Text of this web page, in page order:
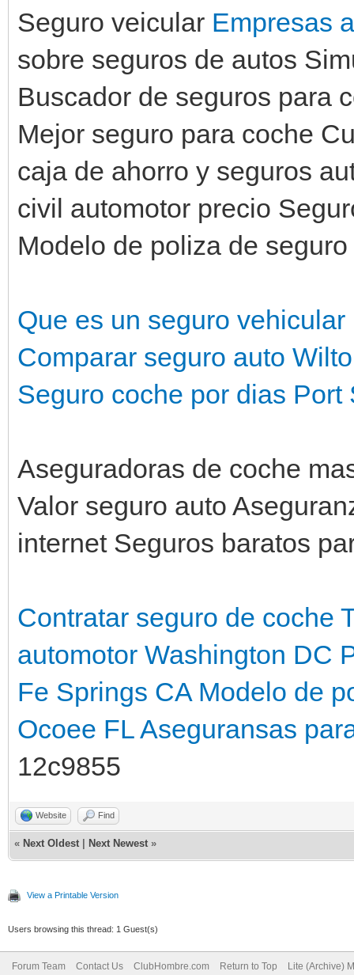
Seguro veicular Empresas
sobre seguros de autos
Buscador de seguros para
Mejor seguro para coche
caja de ahorro y seguros
civil automotor precio
Modelo de poliza de
Que es un seguro
Comparar seguro auto
Seguro coche por dias Port
Aseguradoras de coche
Valor seguro auto
internet Seguros baratos
Contratar seguro de coche
automotor Washington DC
Fe Springs CA Modelo de
Ocoee FLAseguransas
12c9855
Website Find
« Next Oldest Next Newest »
View a Printable Version
Users browsing this thread: 1 Guest(s)
Forum Team Contact Us ClubHombre.com Return to Top Lite (Archive)